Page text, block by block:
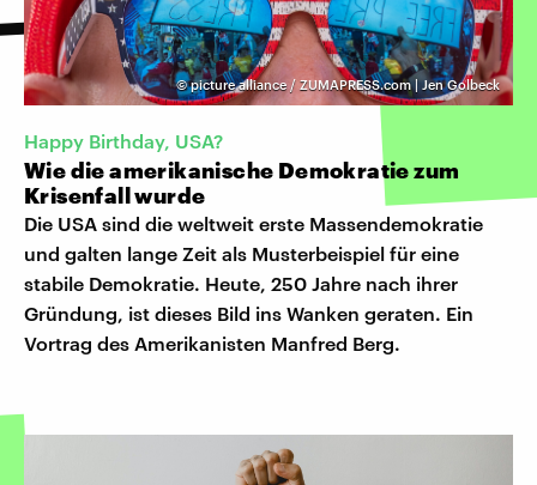
©picture alliance / ZUMAPRESS.com | Jen Golbeck
Happy Birthday, USA?
Wie die amerikanische Demokratie zum
Krisenfall wurde
Die USA sind die weltweit erste Massendemokratie
und galten lange Zeit als Musterbeispiel für eine
stabile Demokratie. Heute, 250 Jahre nach ihrer
Gründung, ist dieses Bild ins Wanken geraten. Ein
Vortrag des Amerikanisten Manfred Berg.